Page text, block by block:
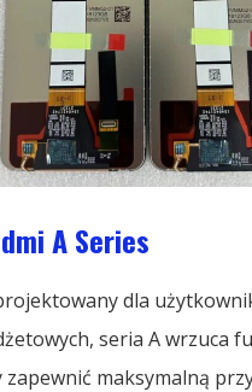
A Series
dla
seria A wrzuca
zapewnić maksymalną